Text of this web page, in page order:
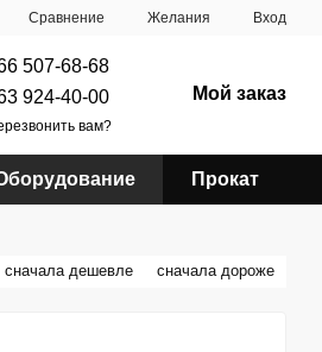
Сравнение Желания Вход
507-68-68
924-40-00
вам?
Мой заказ
Прокат
сначала дешевле сначала дороже